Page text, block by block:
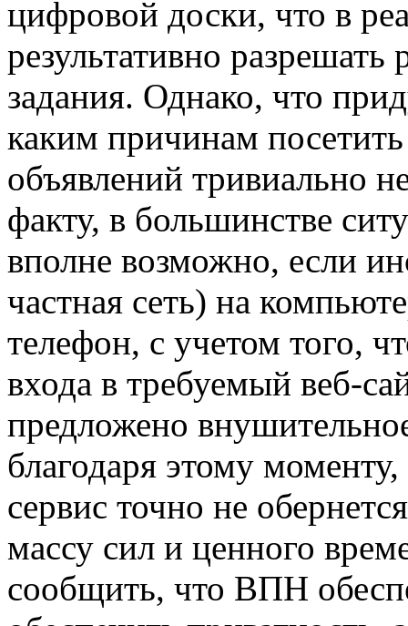
цифровой доски, что в
результативно
задания. Однако, что
каким причинам
объявлений тривиально
факту, в большинстве
вполне возможно, если
частная сеть) на
телефон, с учетом того,
входа в требуемый веб-
предложено
благодаря этому
сервис точно не
массу сил и ценного
сообщить, что ВПН